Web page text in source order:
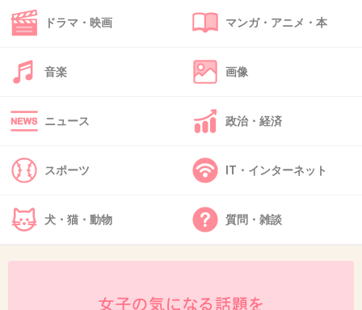
ら病院行って診断もらってきてって言われるか
ら
半強制だわ
私も医療職だからしょうがないとも思うけど
+117
41. 匿名
>>29
うわ。すっかり洗脳済みだわ、
この人
+20 -12
ドラマ・映画 マンガ・アニメ・本
音楽 画像
ニュース 政治・経済
スポーツ IT・インターネット
犬・猫・動物 質問・雑談